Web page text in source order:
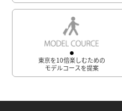
東京を10倍楽しむための
モデルコースを提案